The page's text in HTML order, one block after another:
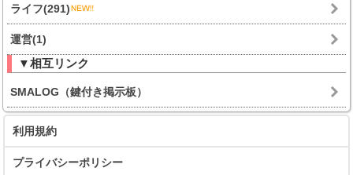
ライフ(291)
運営(1)
▼相互リンク
SMALOG（鍵付き掲示板）
利用規約
プライバシーポリシー